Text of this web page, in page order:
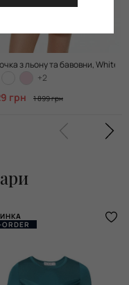
Ivory
з льону та бавовни, White
+2
грн 1 899 грн